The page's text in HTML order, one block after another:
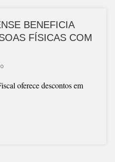
BENEFICIA
FÍSICAS COM
oferece descontos em